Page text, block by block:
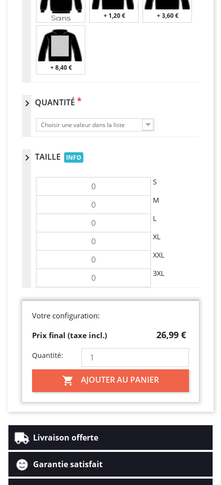
+ 1,20 € + 3,60 €
+ 8,40 €
chevron_right QUANTITÉ *
Choisir une valeur dans la liste
chevron_right TAILLE INFO
S
M
L
XL
XXL
3XL
Votre configuration:
Prix final (taxe incl.)
26,99 €
Quantité:
 AJOUTER AU PANIER
Livraison offerte
Garantie satisfait